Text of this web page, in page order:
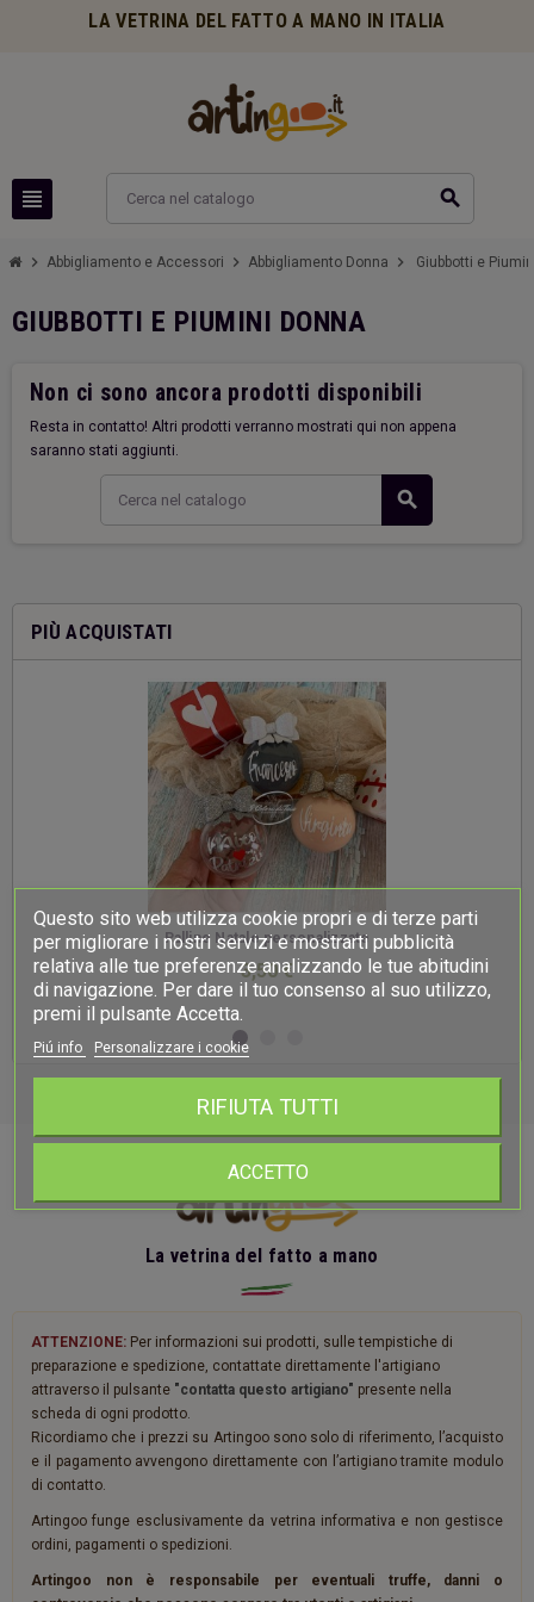
LA VETRINA DEL FATTO A MANO IN ITALIA
view_headline search
chevron_right Abbigliamento e Accessori chevron_right Abbigliamento Donna chevron_right Giubbotti e
PIÙ ACQUISTATI
Palline Natale personalizzate
3,50 €
GIUBBOTTI E PIUMINI DONNA
Non ci sono ancora prodotti disponibili
Resta in contatto! Altri prodotti verranno mostrati qui non appena
saranno stati aggiunti.
search
La vetrina del fatto a mano
ATTENZIONE: Per informazioni sui prodotti, sulle tempistiche di
preparazione e spedizione, contattate direttamente l'artigiano
attraverso il pulsante "contatta questo artigiano" presente nella
scheda di ogni prodotto.
Ricordiamo che i prezzi su Artingoo sono solo di riferimento, l’acquisto
e il pagamento avvengono direttamente con l’artigiano tramite modulo
di contatto.
Artingoo funge esclusivamente da vetrina informativa e non gestisce
ordini, pagamenti o spedizioni.
Artingoo non è responsabile per eventuali truffe, danni o
Questo sito web utilizza cookie propri e di terze parti
per migliorare i nostri servizi e mostrarti pubblicità
relativa alle tue preferenze analizzando le tue abitudini
di navigazione. Per dare il tuo consenso al suo utilizzo,
premi il pulsante Accetta.
Piú info Personalizzare i cookie
RIFIUTA TUTTI
ACCETTO